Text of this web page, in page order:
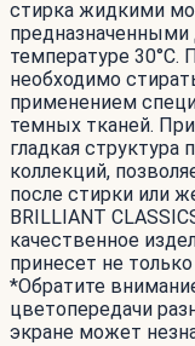
стирка жидкими
предназначенными
температуре 30°С.
необходимо
применением
темных тканей.
гладкая структура
коллекций,
после стирки или
BRILLIANT
качественное
принесет не
*Обратите
цветопередачи
экране может